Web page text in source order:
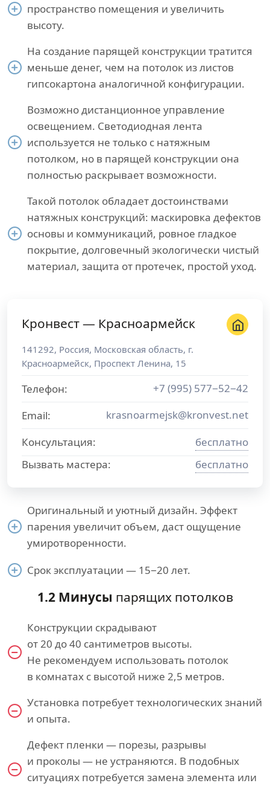
пространство помещения и увеличить
высоту.
На создание парящей конструкции тратится
меньше денег, чем на потолок из листов
гипсокартона аналогичной конфигурации.
Возможно дистанционное управление
освещением. Светодиодная лента
используется не только с натяжным
потолком, но в парящей конструкции она
полностью раскрывает возможности.
Такой потолок обладает достоинствами
натяжных конструкций: маскировка дефектов
основы и коммуникаций, ровное гладкое
покрытие, долговечный экологически чистый
материал, защита от протечек, простой уход.
Кронвест — Красноармейск
141292, Россия, Московская область, г.
Красноармейск, Проспект Ленина, 15
Телефон:
+7 (995) 577−52−42
Email:
krasnoarmejsk@kronvest.net
Консультация:
бесплатно
Вызвать мастера:
бесплатно
Оригинальный и уютный дизайн. Эффект
парения увеличит объем, даст ощущение
умиротворенности.
Срок эксплуатации — 15−20 лет.
1.2 Минусы парящих потолков
Конструкции скрадывают
от 20 до 40 сантиметров высоты.
Не рекомендуем использовать потолок
в комнатах с высотой ниже 2,5 метров.
Установка потребует технологических знаний
и опыта.
Дефект пленки — порезы, разрывы
и проколы — не устраняются. В подобных
ситуациях потребуется замена элемента или